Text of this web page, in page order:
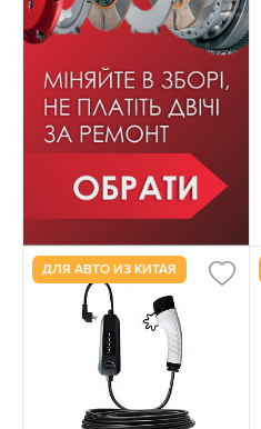
ДЛЯ АВТО ИЗ КИТАЯ